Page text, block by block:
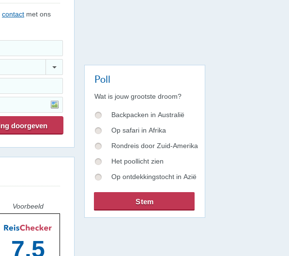
contact met ons
Voorbeeld
7.5
Poll
Wat is jouw grootste droom?
Backpacken in Australië
Op safari in Afrika
Rondreis door Zuid-Amerika
Het poollicht zien
Op ontdekkingstocht in Azië